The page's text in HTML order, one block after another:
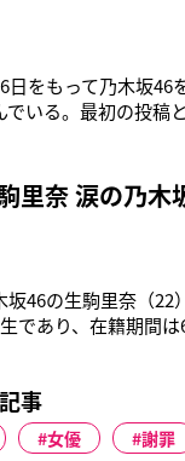
日をもって乃木坂46
でいる。最初の投稿
と不安ですが……ふ
スタの紹介
里奈 涙の乃木
坂46の生駒里奈（22
であり、在籍期間
倍ものチケット応
売。
事
女優 謝罪